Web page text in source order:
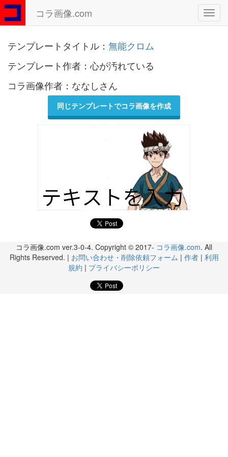
コラ画像.com
テンプレートタイトル： 無能クロム
テンプレート作者：心が汚れている
コラ画像作者：ななしさん
同じテンプレートでコラ画像を作成
コラ画像.com ver.3-0-4. Copyright © 2017- コラ画像.com. All
Rights Reserved. | お問い合わせ・削除依頼フォーム | 作者| 利用
規約 | プライバシーポリシー